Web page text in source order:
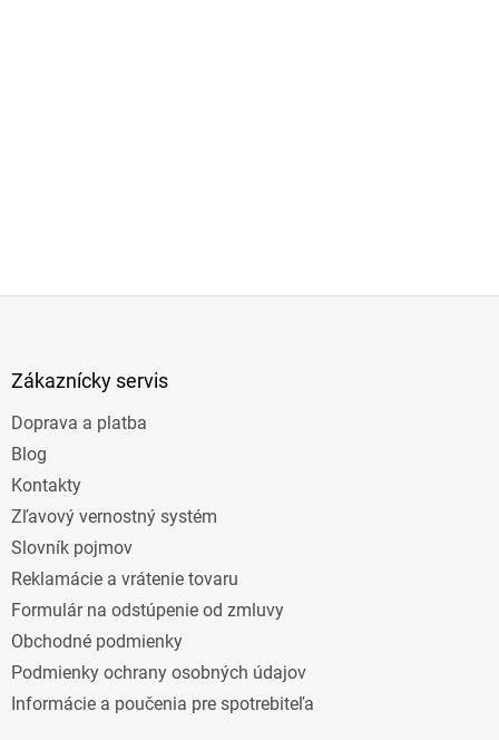
Zákaznícky servis
Doprava a platba
Blog
Kontakty
Zľavový vernostný systém
Slovník pojmov
Reklamácie a vrátenie tovaru
Formulár na odstúpenie od zmluvy
Obchodné podmienky
Podmienky ochrany osobných údajov
Informácie a poučenia pre spotrebiteľa